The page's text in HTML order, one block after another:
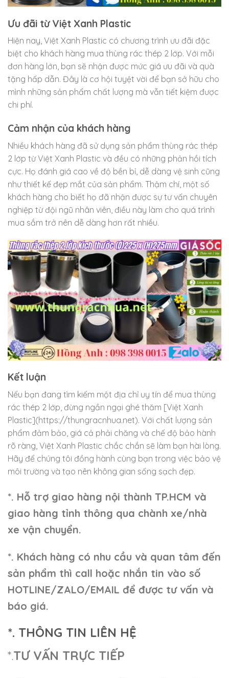
Ưu đãi từ Việt Xanh Plastic
Hiện nay, Việt Xanh Plastic có chương trình ưu đãi đặc
biệt cho khách hàng mua thùng rác thép 2 lớp. Với mỗi
đơn hàng lớn, bạn sẽ nhận được mức giá ưu đãi và quà
tặng hấp dẫn. Đây là cơ hội tuyệt vời để bạn sở hữu cho
mình những sản phẩm chất lượng mà vẫn tiết kiệm được
chi phí.
Cảm nhận của khách hàng
Nhiều khách hàng đã sử dụng sản phẩm thùng rác thép
2 lớp từ Việt Xanh Plastic và đều có những phản hồi tích
cực. Họ đánh giá cao về độ bền bỉ, dễ dàng vệ sinh cũng
như thiết kế đẹp mắt của sản phẩm. Thậm chí, một số
khách hàng cho biết họ đã nhận được sự tư vấn chuyên
nghiệp từ đội ngũ nhân viên, điều này làm cho quá trình
mua sắm trở nên dễ dàng hơn rất nhiều.
Kết luận
Nếu bạn đang tìm kiếm một địa chỉ uy tín để mua thùng
rác thép 2 lớp, đừng ngần ngại ghé thăm [Việt Xanh
Plastic](https://thungracnhua.net). Với chất lượng sản
phẩm đảm bảo, giá cả phải chăng và chế độ bảo hành
rõ ràng, Việt Xanh Plastic chắc chắn sẽ làm bạn hài lòng.
Hãy để chúng tôi đồng hành cùng bạn trong việc bảo vệ
môi trường và tạo nên không gian sống sạch đẹp.
*. Hỗ trợ giao hàng nội thành TP.HCM và
giao hàng tỉnh thông qua chành xe/nhà
xe vận chuyển.
*. Khách hàng có nhu cầu và quan tâm đến
sản phẩm thì call hoặc nhắn tin vào số
HOTLINE/ZALO/EMAIL để được tư vấn và
báo giá.
*. THÔNG TIN LIÊN HỆ
*.TƯ VẤN TRỰC TIẾP